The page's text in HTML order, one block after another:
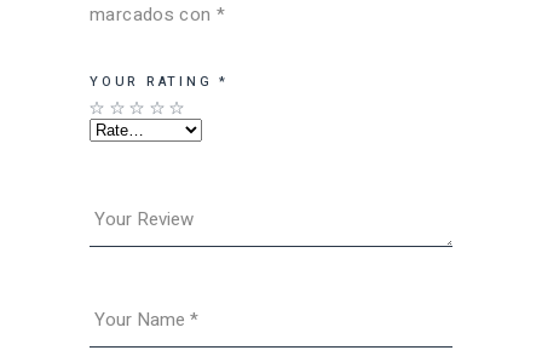
marcados con *
YOUR RATING *